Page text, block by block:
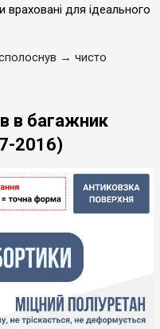
враховані для ідеального
→ чисто
в багажник
2016)